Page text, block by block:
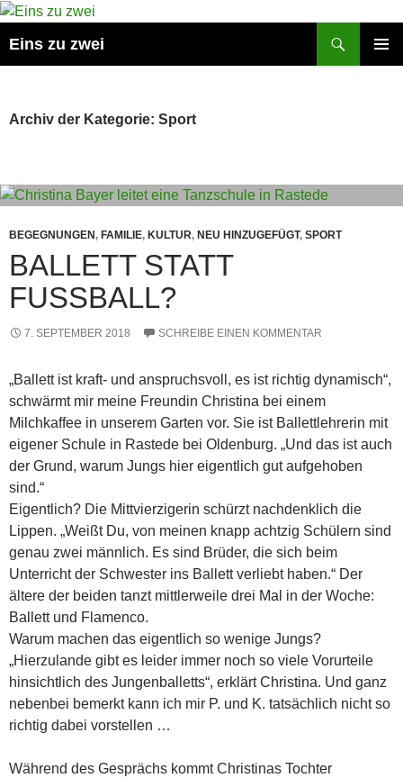
Eins zu zwei
Archiv der Kategorie: Sport
BEGEGNUNGEN, FAMILIE, KULTUR, NEU HINZUGEFÜGT, SPORT
BALLETT STATT
FUSSBALL?
7. SEPTEMBER 2018 SCHREIBE EINEN KOMMENTAR
„Ballett ist kraft- und anspruchsvoll, es ist richtig dynamisch“,
schwärmt mir meine Freundin Christina bei einem
Milchkaffee in unserem Garten vor. Sie ist Ballettlehrerin mit
eigener Schule in Rastede bei Oldenburg. „Und das ist auch
der Grund, warum Jungs hier eigentlich gut aufgehoben
sind.“
Eigentlich? Die Mittvierzigerin schürzt nachdenklich die
Lippen. „Weißt Du, von meinen knapp achtzig Schülern sind
genau zwei männlich. Es sind Brüder, die sich beim
Unterricht der Schwester ins Ballett verliebt haben.“ Der
ältere der beiden tanzt mittlerweile drei Mal in der Woche:
Ballett und Flamenco.
Warum machen das eigentlich so wenige Jungs?
„Hierzulande gibt es leider immer noch so viele Vorurteile
hinsichtlich des Jungenballetts“, erklärt Christina. Und ganz
nebenbei bemerkt kann ich mir P. und K. tatsächlich nicht so
richtig dabei vorstellen …
Während des Gesprächs kommt Christinas Tochter